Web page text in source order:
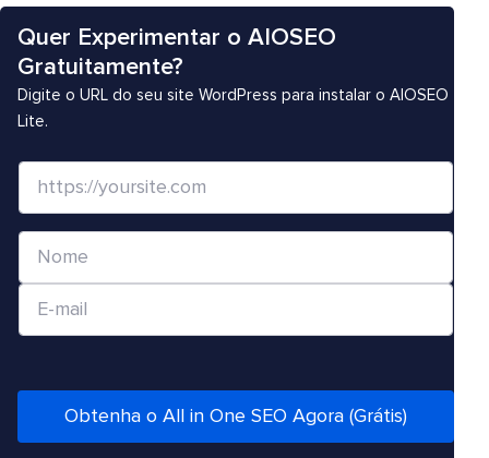
Quer Experimentar o AIOSEO
Gratuitamente?
Digite o URL do seu site WordPress para instalar o AIOSEO
Lite.
t
/
e
l
Obtenha o All in One SEO Agora (Grátis)